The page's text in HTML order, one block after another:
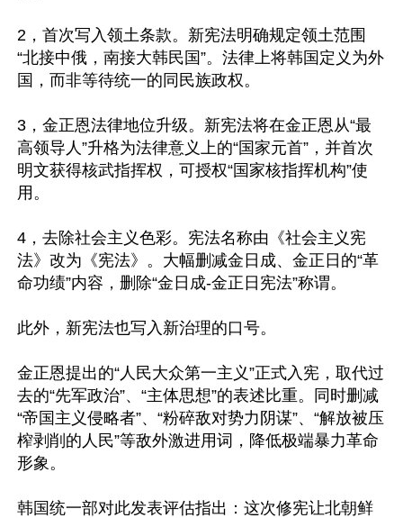
2，首次写入领土条款。新宪法明确规定领土范围
“北接中俄，南接大韩民国”。法律上将韩国定义为外
国，而非等待统一的同民族政权。
3，金正恩法律地位升级。新宪法将在金正恩从“最
高领导人”升格为法律意义上的“国家元首”，并首次
明文获得核武指挥权，可授权“国家核指挥机构”使
用。
4，去除社会主义色彩。宪法名称由《社会主义宪
法》改为《宪法》。大幅删减金日成、金正日的“革
命功绩”内容，删除“金日成-金正日宪法”称谓。
此外，新宪法也写入新治理的口号。
金正恩提出的“人民大众第一主义”正式入宪，取代过
去的“先军政治”、“主体思想”的表述比重。同时删减
“帝国主义侵略者”、“粉碎敌对势力阴谋”、“解放被压
榨剥削的人民”等敌外激进用词，降低极端暴力革命
形象。
韩国统一部对此发表评估指出：这次修宪让北朝鲜